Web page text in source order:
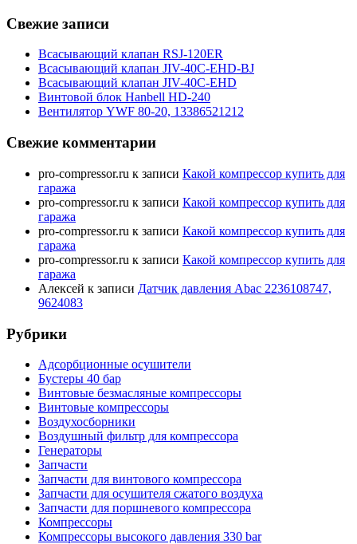
Свежие записи
Всасывающий клапан RSJ-120ER
Всасывающий клапан JIV-40C-EHD-BJ
Всасывающий клапан JIV-40C-EHD
Винтовой блок Hanbell HD-240
Вентилятор YWF 80-20, 13386521212
Свежие комментарии
pro-compressor.ru к записи Какой компрессор купить для
гаража
pro-compressor.ru к записи Какой компрессор купить для
гаража
pro-compressor.ru к записи Какой компрессор купить для
гаража
pro-compressor.ru к записи Какой компрессор купить для
гаража
Алексей к записи Датчик давления Abac 2236108747,
9624083
Рубрики
Адсорбционные осушители
Бустеры 40 бар
Винтовые безмасляные компрессоры
Винтовые компрессоры
Воздухосборники
Воздушный фильтр для компрессора
Генераторы
Запчасти
Запчасти для винтового компрессора
Запчасти для осушителя сжатого воздуха
Запчасти для поршневого компрессора
Компрессоры
Компрессоры высокого давления 330 bar